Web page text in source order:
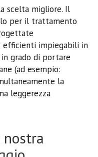
scelta migliore. Il
per il trattamento
efficienti impiegabili in
grado di portare
(ad esempio:
la
leggerezza
nostra